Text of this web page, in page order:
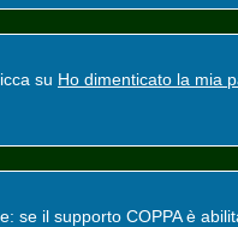
su Ho dimenticato la mia
se il supporto COPPA è